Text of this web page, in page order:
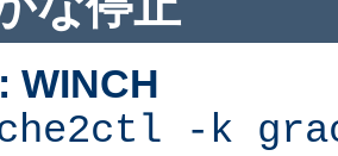
WINCH
-k